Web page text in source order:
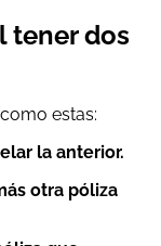
tener dos
estas:
la anterior.
otra póliza